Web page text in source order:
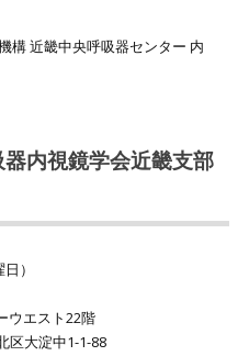
構 近畿中央呼吸器センター 内
内視鏡学会近畿支部
）
ウエスト22階
区大淀中1-1-88